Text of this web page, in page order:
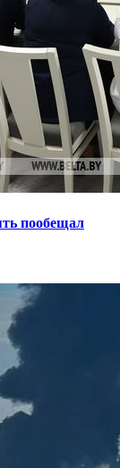
пообещал